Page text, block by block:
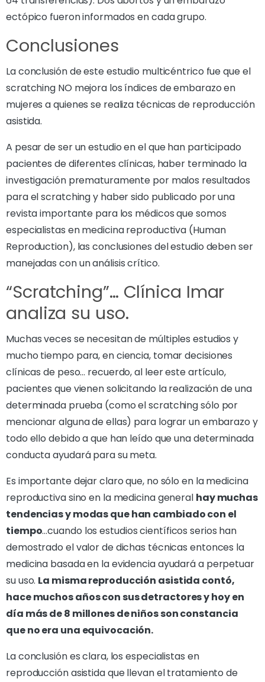
ectópico fueron informados en cada grupo.
Conclusiones
La conclusión de este estudio multicéntrico fue que el
scratching NO mejora los índices de embarazo en
mujeres a quienes se realiza técnicas de reproducción
asistida.
A pesar de ser un estudio en el que han participado
pacientes de diferentes clínicas, haber terminado la
investigación prematuramente por malos resultados
para el scratching y haber sido publicado por una
revista importante para los médicos que somos
especialistas en medicina reproductiva (Human
Reproduction), las conclusiones del estudio deben ser
manejadas con un análisis crítico.
“Scratching”… Clínica Imar
analiza su uso.
Muchas veces se necesitan de múltiples estudios y
mucho tiempo para, en ciencia, tomar decisiones
clínicas de peso… recuerdo, al leer este artículo,
pacientes que vienen solicitando la realización de una
determinada prueba (como el scratching sólo por
mencionar alguna de ellas) para lograr un embarazo y
todo ello debido a que han leído que una determinada
conducta ayudará para su meta.
Es importante dejar claro que, no sólo en la medicina
reproductiva sino en la medicina general hay muchas
tendencias y modas que han cambiado con el
tiempo…cuando los estudios científicos serios han
demostrado el valor de dichas técnicas entonces la
medicina basada en la evidencia ayudará a perpetuar
su uso. La misma reproducción asistida contó,
hace muchos años con sus detractores y hoy en
día más de 8 millones de niños son constancia
que no era una equivocación.
La conclusión es clara, los especialistas en
reproducción asistida que llevan el tratamiento de